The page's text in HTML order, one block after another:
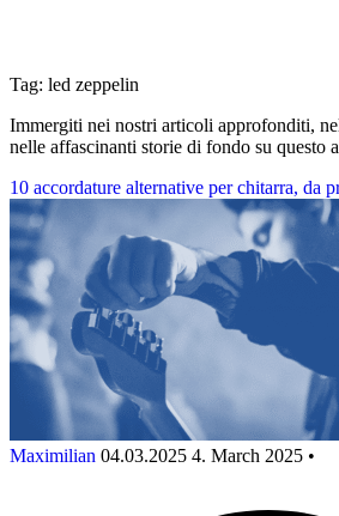
Tag: led zeppelin
Immergiti nei nostri articoli approfonditi,
nelle affascinanti storie di fondo su questo
10 accordature alternative per chitarra, da
Maximilian 04.03.2025 4. March 2025 •